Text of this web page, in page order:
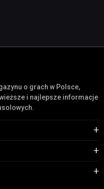
o grach w Polsce,
i najlepsze informacje